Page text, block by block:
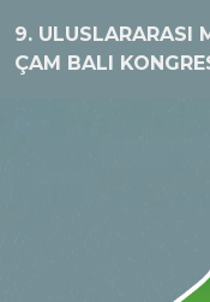
9. ULUSLARARASI
ÇAM BALI